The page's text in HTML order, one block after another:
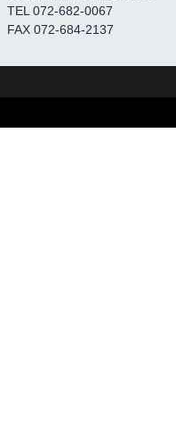
TEL 072-682-0067
FAX 072-684-2137